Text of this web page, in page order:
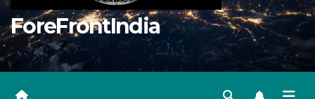
ForeFrontIndia